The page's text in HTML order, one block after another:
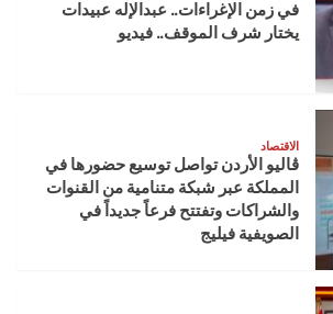
في زمن الإغراءات.. عبدالإله عبيدات
يختار شرف الموقف.. فيديو
الاقتصاد
ڤاليو الأردن تواصل توسيع حضورها في
المملكة عبر شبكة متنامية من القنوات
والشراكات وتفتتح فرعاً جديداً في
الصويفية فيليج